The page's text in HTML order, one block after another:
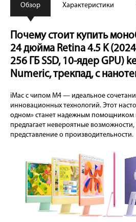
Обзор Характеристики
Почему стоит купить
24 дюйма Retina 4.5 K
256 ГБ SSD, 10-ядер GPU)
Numeric, трекпад, с
iMac с чипом M4 — идеальное
инновационных технологий. Этот
одном» станет надежным помощником
предлагает невероятные
представление о производительности.